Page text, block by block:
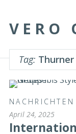
VERO
Tag:
NACHRICHTEN
April 24, 2025